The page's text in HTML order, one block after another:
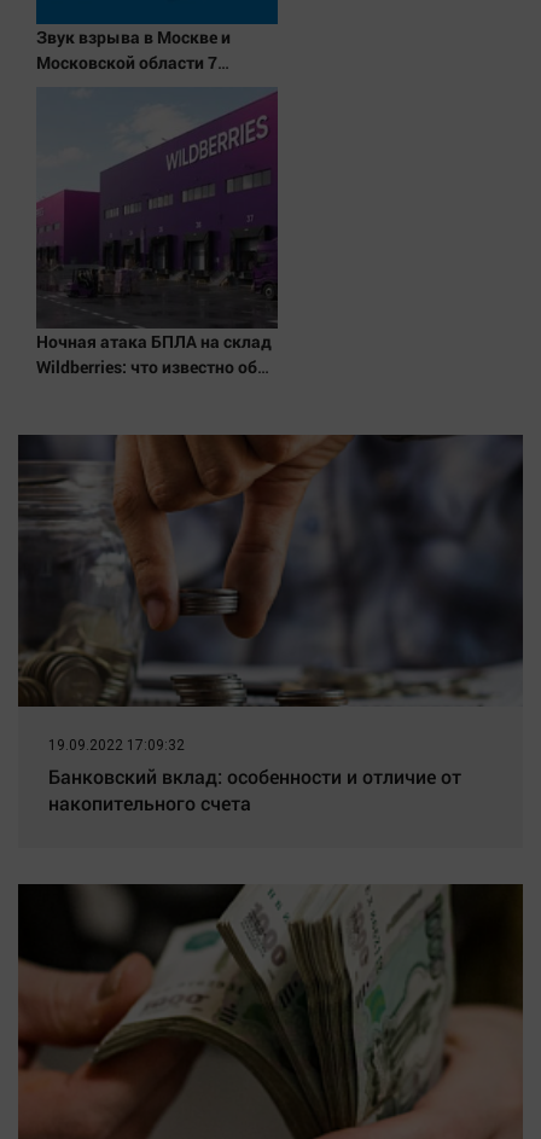
Звук взрыва в Москве и
Московской области 7
августа 2026 года: Причины,
громкий хлопок
Ночная атака БПЛА на склад
Wildberries: что известно об
07/08/2026 – Новости
19.09.2022 17:09:32
Банковский вклад: особенности и отличие от
накопительного счета